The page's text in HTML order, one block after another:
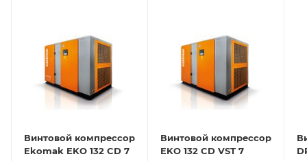
Винтовой компрессор
Ekomak EKO 132 CD 7
Винтовой компрессор
EKO 132 CD VST 7